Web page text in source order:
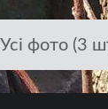
Усі фото (3